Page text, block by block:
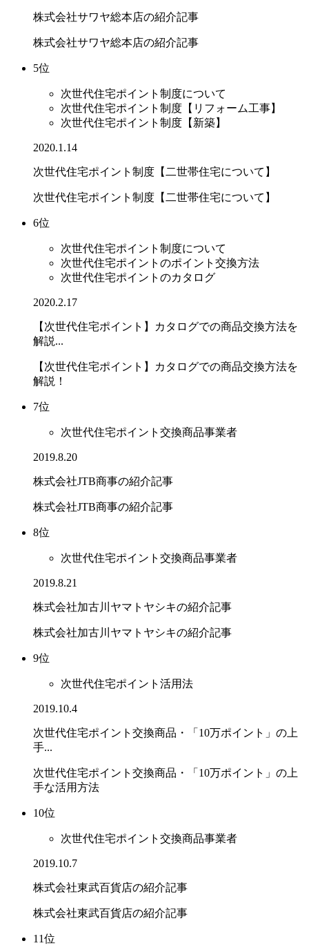
株式会社サワヤ総本店の紹介記事
株式会社サワヤ総本店の紹介記事
5位
次世代住宅ポイント制度について
次世代住宅ポイント制度【リフォーム工事】
次世代住宅ポイント制度【新築】
2020.1.14
次世代住宅ポイント制度【二世帯住宅について】
次世代住宅ポイント制度【二世帯住宅について】
6位
次世代住宅ポイント制度について
次世代住宅ポイントのポイント交換方法
次世代住宅ポイントのカタログ
2020.2.17
【次世代住宅ポイント】カタログでの商品交換方法を
解説...
【次世代住宅ポイント】カタログでの商品交換方法を
解説！
7位
次世代住宅ポイント交換商品事業者
2019.8.20
株式会社JTB商事の紹介記事
株式会社JTB商事の紹介記事
8位
次世代住宅ポイント交換商品事業者
2019.8.21
株式会社加古川ヤマトヤシキの紹介記事
株式会社加古川ヤマトヤシキの紹介記事
9位
次世代住宅ポイント活用法
2019.10.4
次世代住宅ポイント交換商品・「10万ポイント」の上
手...
次世代住宅ポイント交換商品・「10万ポイント」の上
手な活用方法
10位
次世代住宅ポイント交換商品事業者
2019.10.7
株式会社東武百貨店の紹介記事
株式会社東武百貨店の紹介記事
11位